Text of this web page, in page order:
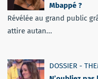
Mbappé ?
Révélée au grand public
attire autan...
DOSSIER -